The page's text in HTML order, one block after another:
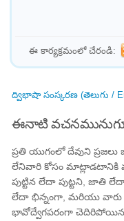
ఈ కార్యక్రమంలో చేరండి:
ద్విభాషా సంస్కరణ (తెలుగు /
ఈనాటి
ప్రతి యుగంలో దేవుని
లేనివారి కోసం మాట్లాడటానికి
పుట్టిన లేదా పుట్టని, జాతి
లేదా భిన్నంగా, మరియు
భావోద్వేగపరంగా చెదిరిపోయిన